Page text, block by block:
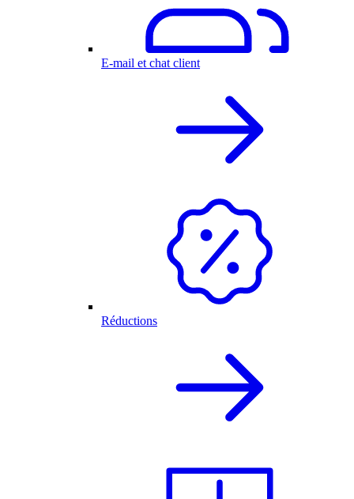
E-mail et chat client
Réductions